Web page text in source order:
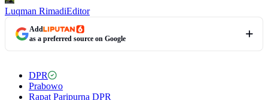
Luqman RimadiEditor
Add
as a preferred source on Google
DPR
Prabowo
Rapat Paripurna DPR